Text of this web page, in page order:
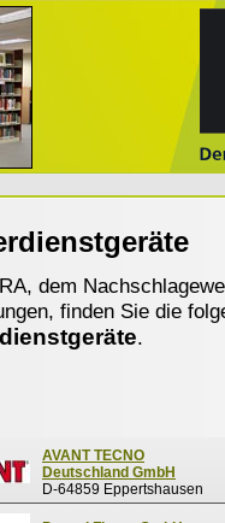
dem
finden Sie die
.
AVANT TECNO
Deutschland GmbH
D-64859 Eppertshausen